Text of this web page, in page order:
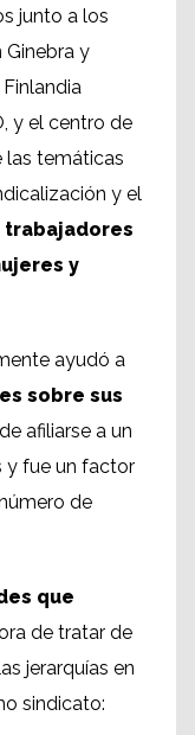
junto a los
Ginebra y
y el centro de
las temáticas
y el
y
ayudó a
sobre sus
afiliarse a un
y fue un factor
de
que
de tratar de
jerarquías en
sindicato: